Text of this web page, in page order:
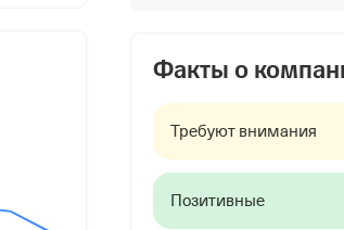
Факты о
Требуют внимания
Позитивные